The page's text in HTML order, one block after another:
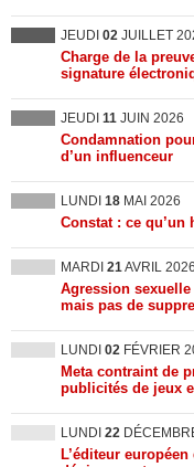
JEUDI 02 JUILLET
Charge de la
signature
JEUDI 11 JUIN 2026
Condamnation
d’un influenceur
LUNDI 18 MAI 2026
Constat : ce
MARDI 21AVRIL 2026
Agression
mais pas de
LUNDI 02 FÉVRIER
Meta contraint de
publicités de jeux
LUNDI 22
L’éditeur